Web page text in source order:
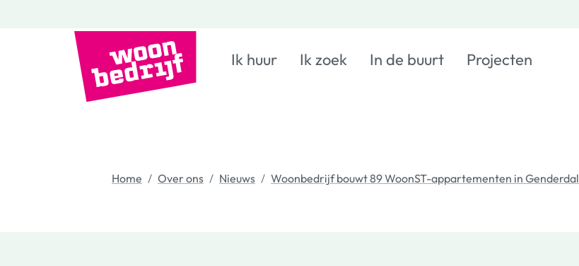
Ik huur Ik zoek In de buurt Projecten
Home Over ons Nieuws Woonbedrijf bouwt 89 WoonST-appartementen in Genderdal